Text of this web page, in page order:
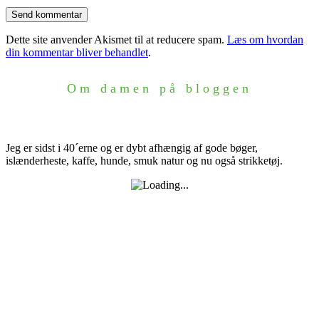
Dette site anvender Akismet til at reducere spam. Læs om hvordan
din kommentar bliver behandlet.
Om damen på bloggen
Jeg er sidst i 40´erne og er dybt afhængig af gode bøger,
islænderheste, kaffe, hunde, smuk natur og nu også strikketøj.